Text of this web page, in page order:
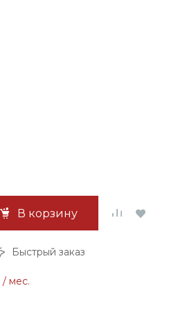
В корзину
Быстрый заказ
/ мес.